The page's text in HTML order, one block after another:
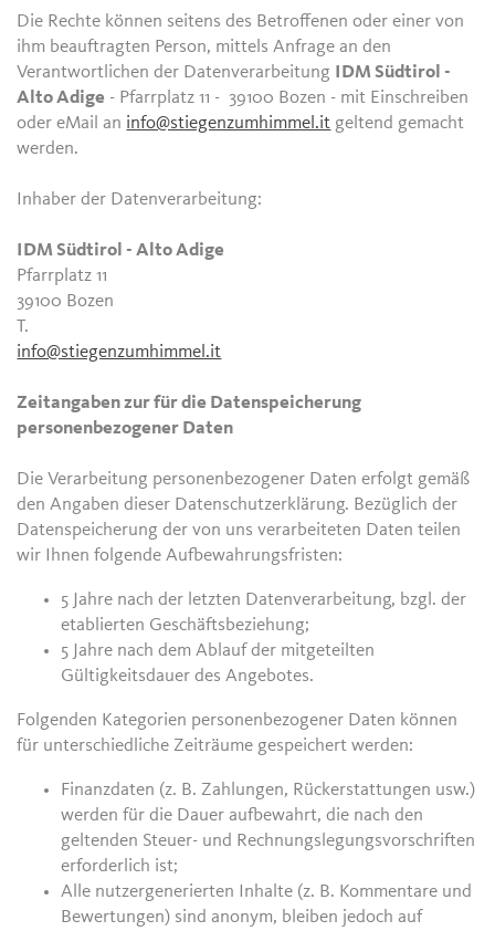
Die Rechte können seitens des Betroffenen oder einer von
ihm beauftragten Person, mittels Anfrage an den
Verantwortlichen der Datenverarbeitung
IDM Südtirol -
Alto Adige - Pfarrplatz 11 - 39100 Bozen - mit Einschreiben
oder eMail an info@stiegenzumhimmel.it geltend gemacht
werden.
Inhaber der Datenverarbeitung:
IDM Südtirol - Alto Adige
Pfarrplatz 11
39100 Bozen
T.
info@stiegenzumhimmel.it
Zeitangaben zur für die Datenspeicherung
personenbezogener Daten
Die Verarbeitung personenbezogener Daten erfolgt gemäß
den Angaben dieser Datenschutzerklärung. Bezüglich der
Datenspeicherung der von uns verarbeiteten Daten teilen
wir Ihnen folgende Aufbewahrungsfristen:
5 Jahre nach der letzten Datenverarbeitung, bzgl. der
etablierten Geschäftsbeziehung;
5 Jahre nach dem Ablauf der mitgeteilten
Gültigkeitsdauer des Angebotes.
Folgenden Kategorien personenbezogener Daten können
für unterschiedliche Zeiträume gespeichert werden:
Finanzdaten (z. B. Zahlungen, Rückerstattungen usw.)
werden für die Dauer aufbewahrt, die nach den
geltenden Steuer- und Rechnungslegungsvorschriften
erforderlich ist;
Alle nutzergenerierten Inhalte (z. B. Kommentare und
Bewertungen) sind anonym, bleiben jedoch auf